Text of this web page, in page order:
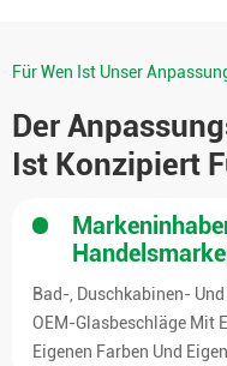
Für Wen Ist Unser
Der
Ist Konzipiert
Bad-, Duschkabinen-
OEM-Glasbeschläge Mit
Eigenen Farben Und